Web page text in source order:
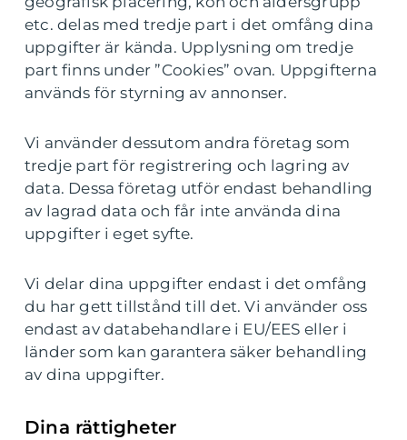
etc. delas med tredje part i det omfång dina
uppgifter är kända. Upplysning om tredje
part finns under ”Cookies” ovan. Uppgifterna
används för styrning av annonser.
Vi använder dessutom andra företag som
tredje part för registrering och lagring av
data. Dessa företag utför endast behandling
av lagrad data och får inte använda dina
uppgifter i eget syfte.
Vi delar dina uppgifter endast i det omfång
du har gett tillstånd till det. Vi använder oss
endast av databehandlare i EU/EES eller i
länder som kan garantera säker behandling
av dina uppgifter.
Dina rättigheter